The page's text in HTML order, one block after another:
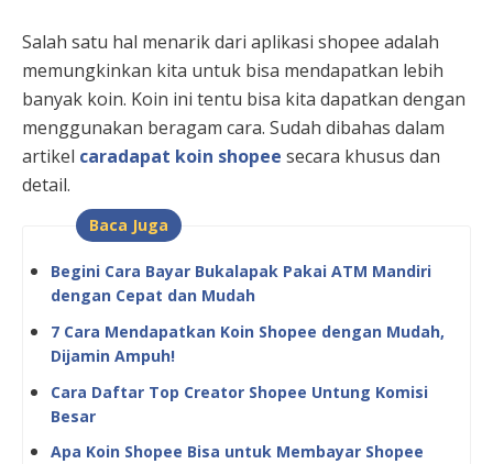
Salah satu hal menarik dari aplikasi shopee adalah
memungkinkan kita untuk bisa mendapatkan lebih
banyak koin. Koin ini tentu bisa kita dapatkan dengan
menggunakan beragam cara. Sudah dibahas dalam
artikel caradapat koin shopee secara khusus dan
detail.
Baca Juga
Begini Cara Bayar Bukalapak Pakai ATM Mandiri
dengan Cepat dan Mudah
7 Cara Mendapatkan Koin Shopee dengan Mudah,
Dijamin Ampuh!
Cara Daftar Top Creator Shopee Untung Komisi
Besar
Apa Koin Shopee Bisa untuk Membayar Shopee